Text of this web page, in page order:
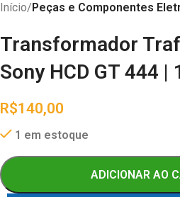
Início Peças e Componentes
Transformador
Sony HCD GT 444 |
R$140,00
1 em estoque
ADICIONAR AO